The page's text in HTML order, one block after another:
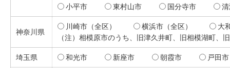
小平市
東村山市 国分寺市
神奈川県
川崎市（全区） 横浜市（全区）
大
（注）相模原市のうち、旧津久井町、旧相模湖町、
埼玉県 和光市 新座市 朝霞市 戸田市